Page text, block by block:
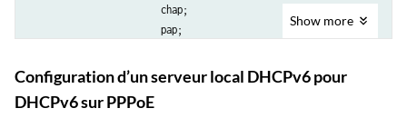
                        chap;
                        pap;
                    pppoe-options {
underlying-interface "$junos-underlying-
                        server;
Show more
Configuration d’un serveur local DHCPv6 pour
DHCPv6 sur PPPoE